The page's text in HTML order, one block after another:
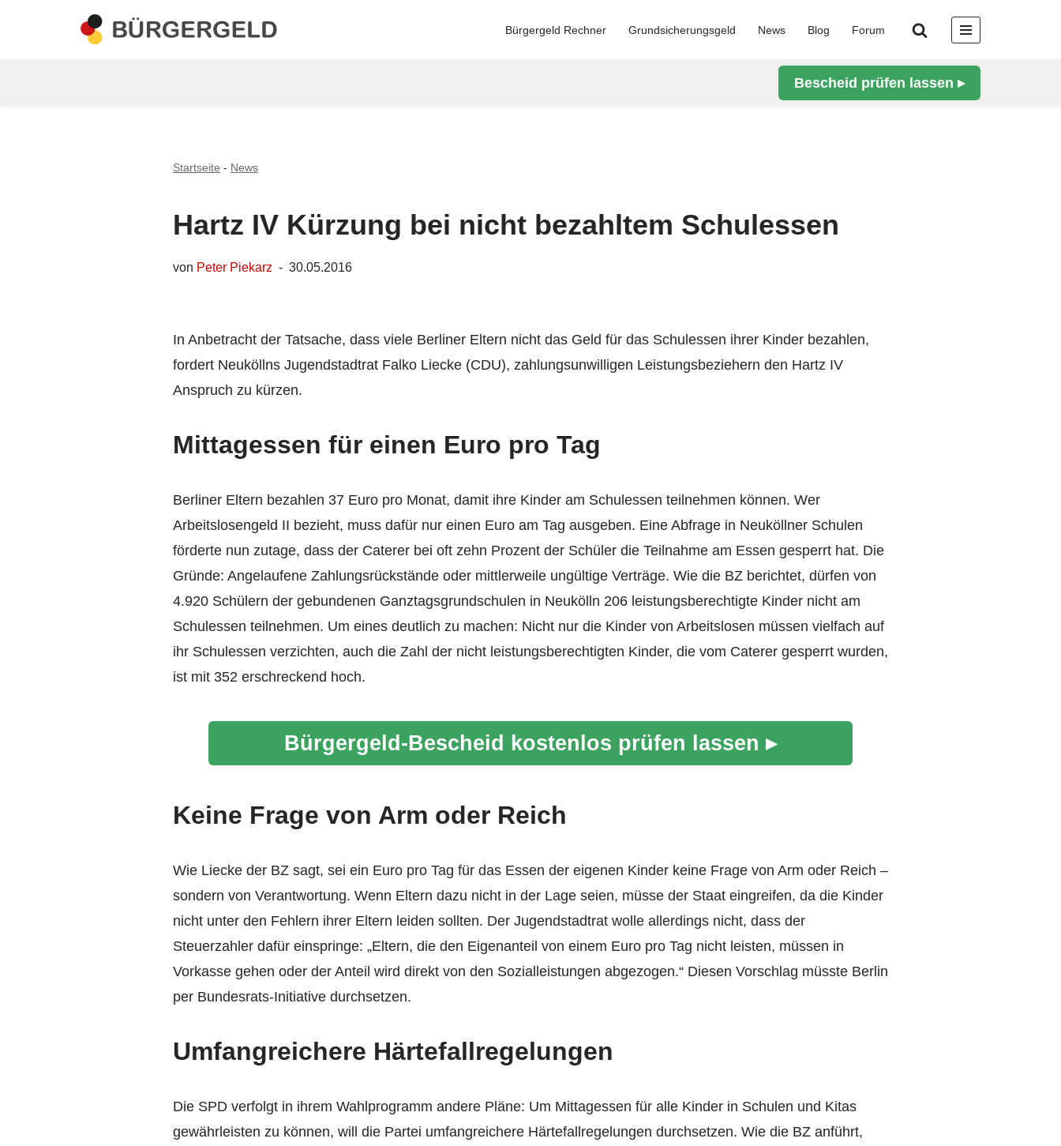
Bürgergeld Rechner Grundsicherungsgeld News Blog Forum
Bescheid prüfen lassen ▸
Startseite - News
Hartz IV Kürzung bei nicht bezahltem Schulessen
von Peter Piekarz 30.05.2016
In Anbetracht der Tatsache, dass viele Berliner Eltern nicht das Geld für das Schulessen ihrer Kinder bezahlen,
fordert Neuköllns Jugendstadtrat Falko Liecke (CDU), zahlungsunwilligen Leistungsbeziehern den Hartz IV
Anspruch zu kürzen.
Mittagessen für einen Euro pro Tag
Berliner Eltern bezahlen 37 Euro pro Monat, damit ihre Kinder am Schulessen teilnehmen können. Wer
Arbeitslosengeld II bezieht, muss dafür nur einen Euro am Tag ausgeben. Eine Abfrage in Neuköllner Schulen
förderte nun zutage, dass der Caterer bei oft zehn Prozent der Schüler die Teilnahme am Essen gesperrt hat. Die
Gründe: Angelaufene Zahlungsrückstände oder mittlerweile ungültige Verträge. Wie die BZ berichtet, dürfen von
4.920 Schülern der gebundenen Ganztagsgrundschulen in Neukölln 206 leistungsberechtigte Kinder nicht am
Schulessen teilnehmen. Um eines deutlich zu machen: Nicht nur die Kinder von Arbeitslosen müssen vielfach auf
ihr Schulessen verzichten, auch die Zahl der nicht leistungsberechtigten Kinder, die vom Caterer gesperrt wurden,
ist mit 352 erschreckend hoch.
Bürgergeld-Bescheid kostenlos prüfen lassen ▸
Keine Frage von Arm oder Reich
Wie Liecke der BZ sagt, sei ein Euro pro Tag für das Essen der eigenen Kinder keine Frage von Arm oder Reich –
sondern von Verantwortung. Wenn Eltern dazu nicht in der Lage seien, müsse der Staat eingreifen, da die Kinder
nicht unter den Fehlern ihrer Eltern leiden sollten. Der Jugendstadtrat wolle allerdings nicht, dass der
Steuerzahler dafür einspringe: „Eltern, die den Eigenanteil von einem Euro pro Tag nicht leisten, müssen in
Vorkasse gehen oder der Anteil wird direkt von den Sozialleistungen abgezogen.“ Diesen Vorschlag müsste Berlin
per Bundesrats-Initiative durchsetzen.
Umfangreichere Härtefallregelungen
Die SPD verfolgt in ihrem Wahlprogramm andere Pläne: Um Mittagessen für alle Kinder in Schulen und Kitas
gewährleisten zu können, will die Partei umfangreichere Härtefallregelungen durchsetzen. Wie die BZ anführt,